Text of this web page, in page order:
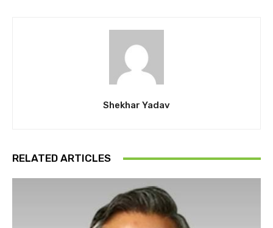
Shekhar Yadav
RELATED ARTICLES